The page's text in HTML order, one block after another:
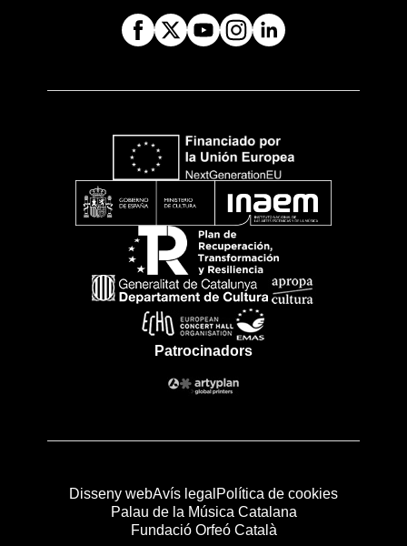
Patrocinadors
Disseny webAvís legal Política de cookies
Palau de la Música Catalana
Fundació Orfeó Català